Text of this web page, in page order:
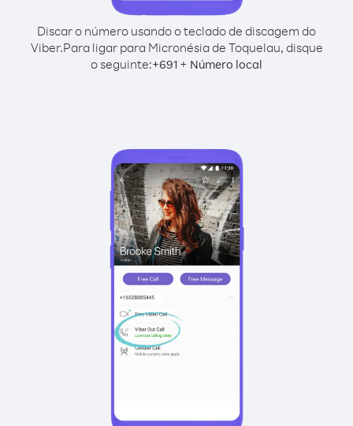
Discar o número usando o teclado de discagem do
Viber.Para ligar para Micronésia de Toquelau, disque
o seguinte:+691 + Número local